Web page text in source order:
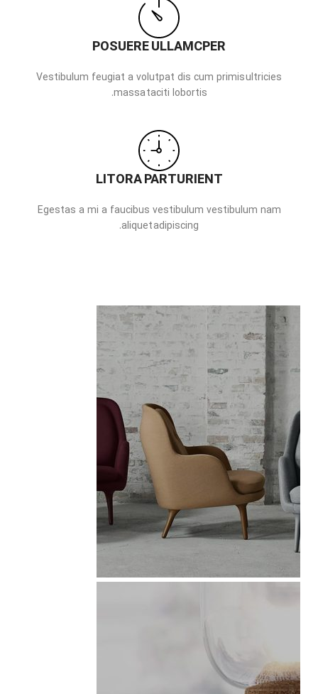
POSUERE ULLAMCPER
Vestibulum feugiat a volutpat dis cum primis ultricies
massa taciti lobortis.
LITORA PARTURIENT
Egestas a mi a faucibus vestibulum vestibulum nam
aliquet adipiscing.